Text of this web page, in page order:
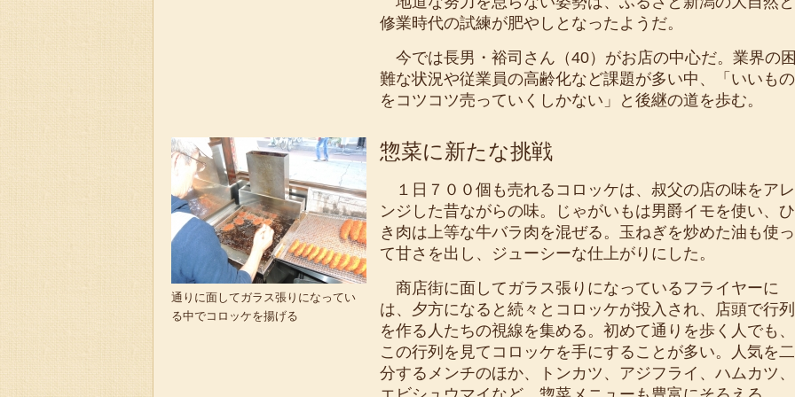
修業時代の試練が肥やしとなったようだ。
今では長男・裕司さん（40）がお店の中心だ。業界の
難な状況や従業員の高齢化など課題が多い中、「いいもの
をコツコツ売っていくしかない」と後継の道を歩む。
通りに面してガラス張りになってい
る中でコロッケを揚げる
惣菜に新たな挑戦
１日７００個も売れるコロッケは、叔父の店の味をアレ
ンジした昔ながらの味。じゃがいもは男爵イモを使い、ひ
き肉は上等な牛バラ肉を混ぜる。玉ねぎを炒めた油も使っ
て甘さを出し、ジューシーな仕上がりにした。
商店街に面してガラス張りになっているフライヤーに
は、夕方になると続々とコロッケが投入され、店頭で行列
を作る人たちの視線を集める。初めて通りを歩く人でも、
この行列を見てコロッケを手にすることが多い。人気を二
分するメンチのほか、トンカツ、アジフライ、ハムカツ、